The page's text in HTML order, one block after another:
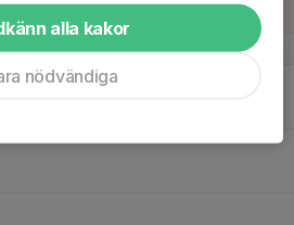
v.30
alla kakor
nödvändiga